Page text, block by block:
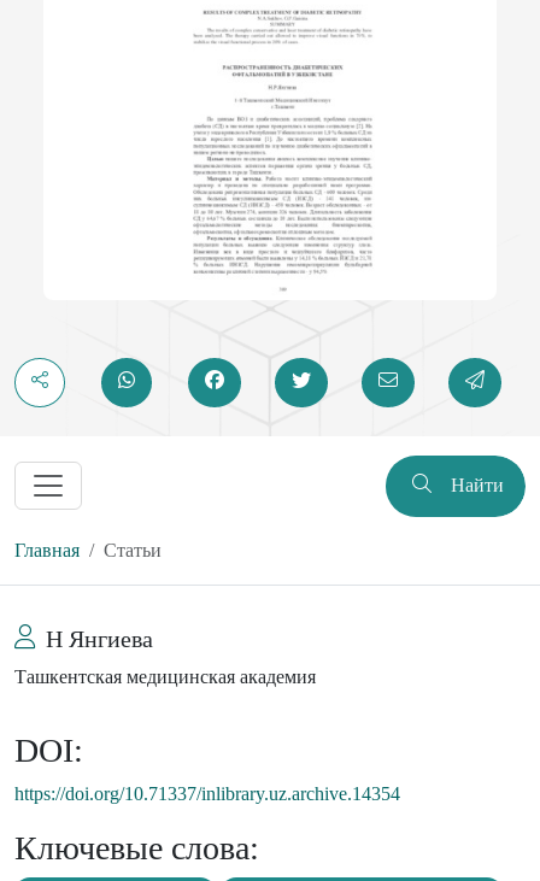
Найти
Главная Статьи
Н Янгиева
Ташкентская медицинская академия
DOI:
https://doi.org/10.71337/inlibrary.uz.archive.14354
Ключевые слова: